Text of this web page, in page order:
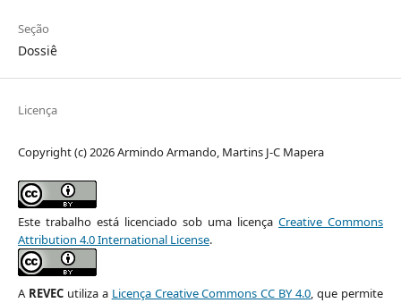
Seção
Dossiê
Licença
Copyright (c) 2026 Armindo Armando, Martins J-C Mapera
Este trabalho está licenciado sob uma licençaCreative Commons
Attribution 4.0 International License.
A REVECutiliza a Licença Creative Commons CC BY 4.0, que permite